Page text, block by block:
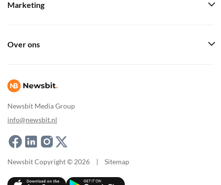
Newsbit Media Group
info@newsbit.nl
Marketing
Over ons
Newsbit Copyright © 2026 | Sitemap